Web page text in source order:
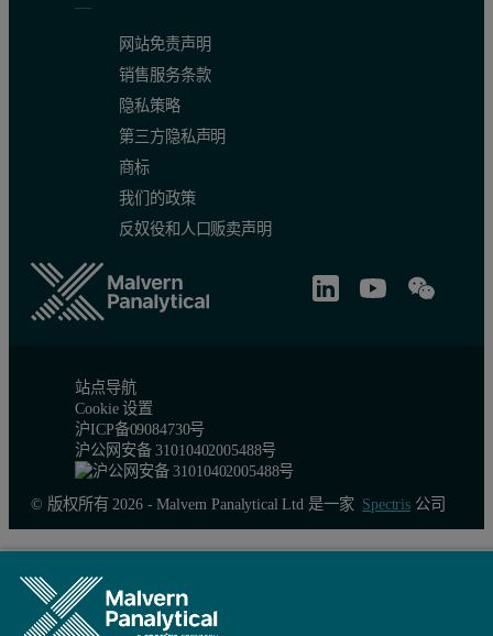
网站免责声明
销售服务条款
隐私策略
第三方隐私声明
商标
我们的政策
反奴役和人口贩卖声明
站点导航
Cookie 设置
沪ICP备09084730号
沪公网安备 31010402005488号
© 版权所有 2026 - Malvern Panalytical Ltd 是一家 Spectris公司